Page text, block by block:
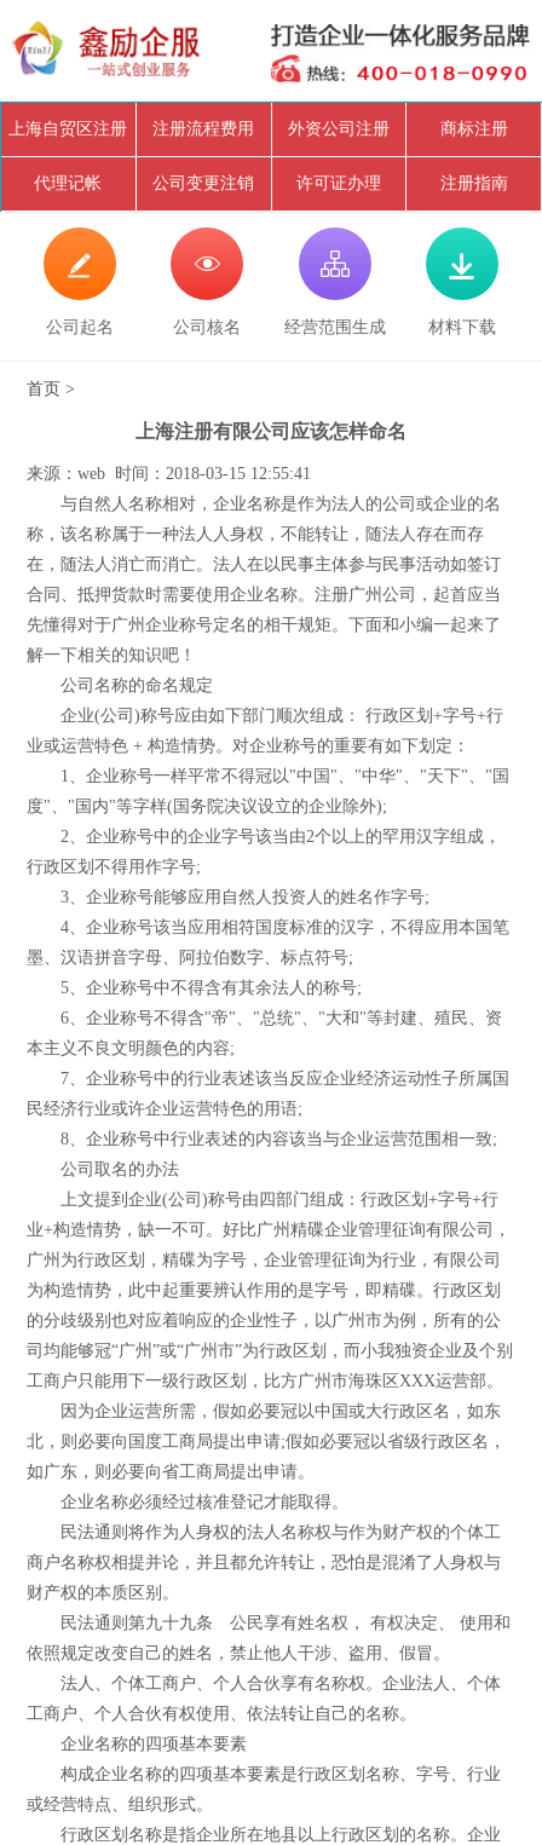
上海自贸区注册 注册流程费用 外资公司注册 商标注册
代理记帐 公司变更注销 许可证办理 注册指南

公司起名

公司核名

经营范围生成

材料下载
首页 >
上海注册有限公司应该怎样命名
来源：web 时间：2018-03-15 12:55:41
与自然人名称相对，企业名称是作为法人的公司或企业的名
称，该名称属于一种法人人身权，不能转让，随法人存在而存
在，随法人消亡而消亡。法人在以民事主体参与民事活动如签订
合同、抵押货款时需要使用企业名称。注册广州公司，起首应当
先懂得对于广州企业称号定名的相干规矩。下面和小编一起来了
解一下相关的知识吧！
公司名称的命名规定
企业(公司)称号应由如下部门顺次组成： 行政区划+字号+行
业或运营特色 + 构造情势。对企业称号的重要有如下划定：
1、企业称号一样平常不得冠以"中国"、"中华"、"天下"、"国
度"、"国内"等字样(国务院决议设立的企业除外);
2、企业称号中的企业字号该当由2个以上的罕用汉字组成，
行政区划不得用作字号;
3、企业称号能够应用自然人投资人的姓名作字号;
4、企业称号该当应用相符国度标准的汉字，不得应用本国笔
墨、汉语拼音字母、阿拉伯数字、标点符号;
5、企业称号中不得含有其余法人的称号;
6、企业称号不得含"帝"、"总统"、"大和"等封建、殖民、资
本主义不良文明颜色的内容;
7、企业称号中的行业表述该当反应企业经济运动性子所属国
民经济行业或许企业运营特色的用语;
8、企业称号中行业表述的内容该当与企业运营范围相一致;
公司取名的办法
上文提到企业(公司)称号由四部门组成：行政区划+字号+行
业+构造情势，缺一不可。好比广州精碟企业管理征询有限公司，
广州为行政区划，精碟为字号，企业管理征询为行业，有限公司
为构造情势，此中起重要辨认作用的是字号，即精碟。行政区划
的分歧级别也对应着响应的企业性子，以广州市为例，所有的公
司均能够冠“广州”或“广州市”为行政区划，而小我独资企业及个别
工商户只能用下一级行政区划，比方广州市海珠区XXX运营部。
因为企业运营所需，假如必要冠以中国或大行政区名，如东
北，则必要向国度工商局提出申请;假如必要冠以省级行政区名，
如广东，则必要向省工商局提出申请。
企业名称必须经过核准登记才能取得。
民法通则将作为人身权的法人名称权与作为财产权的个体工
商户名称权相提并论，并且都允许转让，恐怕是混淆了人身权与
财产权的本质区别。
民法通则第九十九条 公民享有姓名权， 有权决定、 使用和
依照规定改变自己的姓名，禁止他人干涉、盗用、假冒。
法人、个体工商户、个人合伙享有名称权。企业法人、个体
工商户、个人合伙有权使用、依法转让自己的名称。
企业名称的四项基本要素
构成企业名称的四项基本要素是行政区划名称、字号、行业
或经营特点、组织形式。
行政区划名称是指企业所在地县以上行政区划的名称。企业